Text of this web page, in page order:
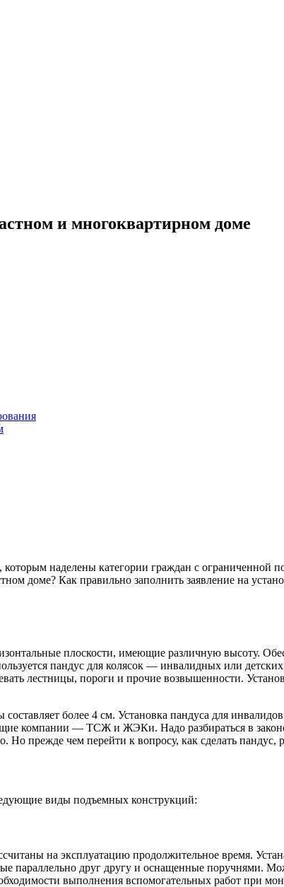
и многоквартирном доме
наделены категории граждан с ограниченной
доме? Как правильно заполнить заявление на
плоскости, имеющие различную высоту.
пандус для колясок — инвалидных или
лестницы, пороги и прочие возвышенности.
более 4 см. Установка пандуса для
компании — ТСЖ и ЖЭКи. Надо разбираться в
прежде чем перейти к вопросу, как сделать пандус,
виды подъемных конструкций:
на эксплуатацию продолжительное время.
параллельно друг другу и оснащенные поручнями.
выполнения вспомогательных работ при